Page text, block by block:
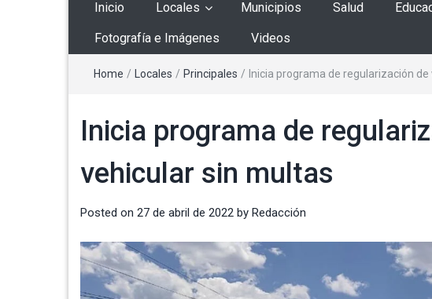
Inicio Locales Municipios Salud
Fotografía e Imágenes Videos
Home / Locales / Principales / Inicia programa de regularización
Inicia programa de
vehicular sin multas
Posted on 27 de abril de 2022 by Redacción